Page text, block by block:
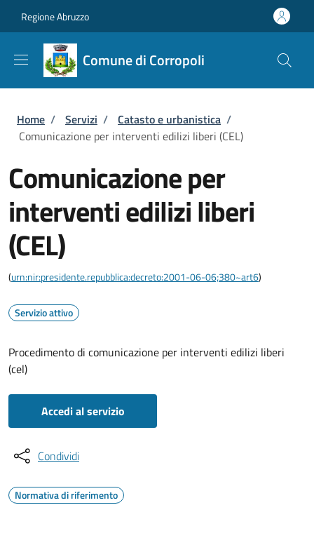
Regione Abruzzo
Comune di Corropoli
Briciole di pane
Home / Servizi / Catasto e urbanistica /
Comunicazione per interventi edilizi liberi (CEL)
Comunicazione per
interventi edilizi liberi
(CEL)
(urn:nir:presidente.repubblica:decreto:2001-06-06;380~art6)
Servizio attivo
Procedimento di comunicazione per interventi edilizi liberi
(cel)
Accedi al servizio
Condividi
Normativa di riferimento